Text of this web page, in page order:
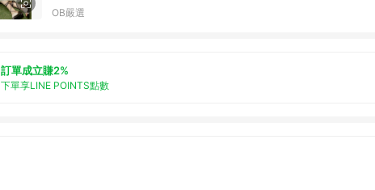
OB嚴選
訂單成立賺2%
下單享LINE POINTS點數